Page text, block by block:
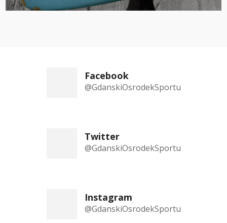
Facebook
@GdanskiOsrodekSportu
Twitter
@GdanskiOsrodekSportu
Instagram
@GdanskiOsrodekSportu